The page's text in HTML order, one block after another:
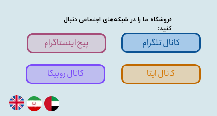
فروشگاه ما را در شبکه‌های اجتماعی دنبال
کنید:
پیج اینستاگرام کانال تلگرام
کانال ایتا کانال روبیکا